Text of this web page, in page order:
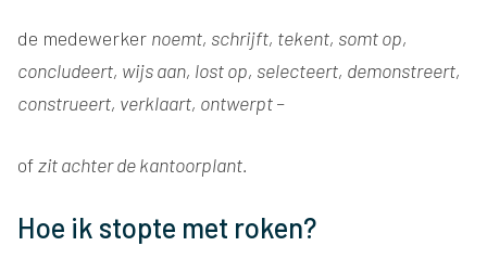
de medewerker noemt, schrijft, tekent, somt op,
concludeert, wijs aan, lost op, selecteert, demonstreert,
construeert, verklaart, ontwerpt –
ofzit achter de kantoorplant.
Hoe ik stopte met roken?